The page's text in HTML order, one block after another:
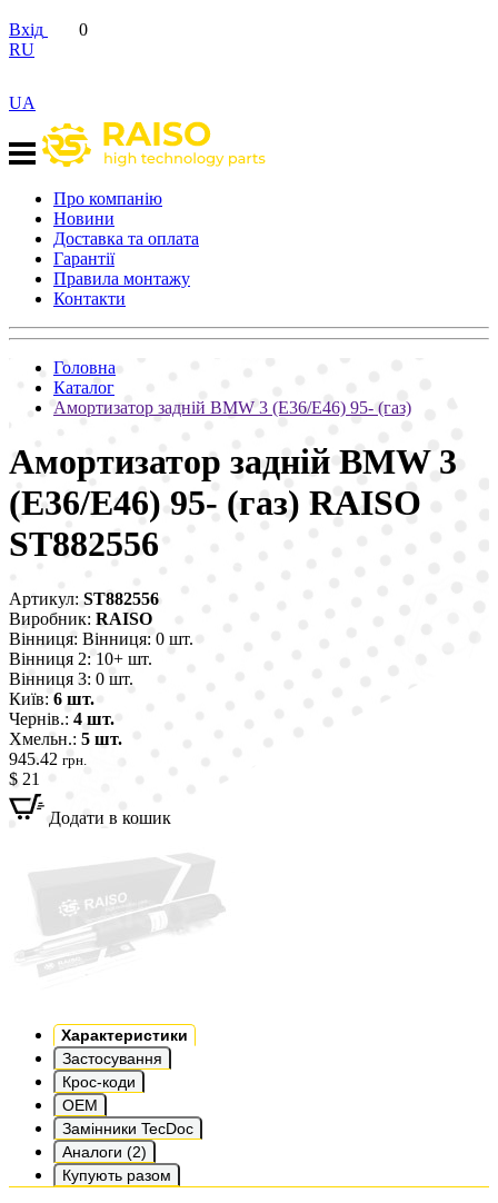
Вхід
0
RU
UA
Про компанію
Новини
Доставка та оплата
Гарантії
Правила монтажу
Контакти
Головна
Каталог
Амортизатор задній BMW 3 (E36/E46) 95- (газ)
Амортизатор задній BMW 3
(E36/E46) 95- (газ) RAISO
ST882556
Артикул: ST882556
Виробник: RAISO
Вінниця: Вінниця: 0 шт.
Вінниця 2: 10+ шт.
Вінниця 3: 0 шт.
Київ: 6 шт.
Чернів.: 4 шт.
Хмельн.: 5 шт.
945.42 грн.
$ 21
Додати в кошик
Характеристики
Застосування
Крос-коди
OEM
Замінники TecDoc
Аналоги (2)
Купують разом